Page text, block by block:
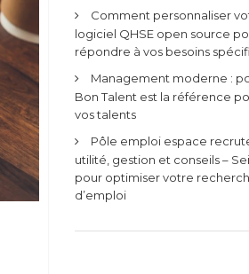
Comment personnaliser
logiciel QHSE open source
répondre à vos besoins
Management moderne :
Bon Talent est la référence
vos talents
Pôle emploi espace
utilité, gestion et conseils –
pour optimiser votre
d’emploi